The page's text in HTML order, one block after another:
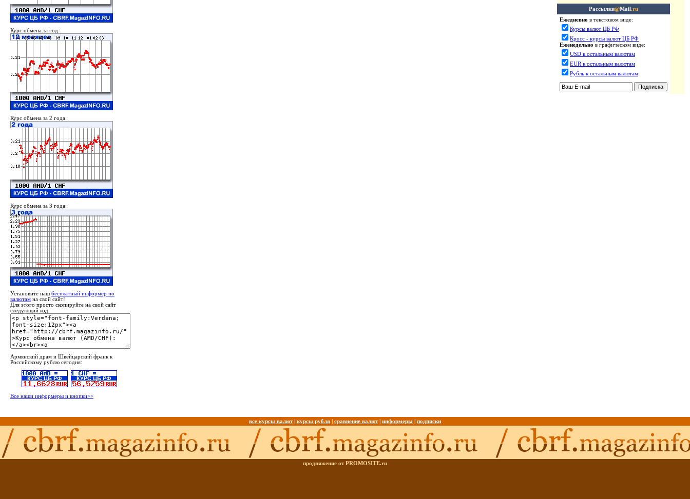
Рассылки@Mail.ru
Ежедневно в текстовом виде:
Курсы валют ЦБ РФ
Кросс - курсы валют ЦБ РФ
Еженедельно в графическом виде:
USD к остальным валютам
EUR к остальным валютам
Рубль к остальным валютам
Курс обмена за год:
Курс обмена за 2 года:
Курс обмена за 3 года:
Установите наш бесплатный информер по
валютам на свой сайт!
Для этого просто скопируйте на свой сайт
следующий код:
Армянский драм и Швейцарский франк к
Российскому рублю сегодня:
Все наши информеры и кнопки>>
все курсы валют| курсы рубля сравнение валют| информеры подписки
продвижение от PROMOSITE.ru